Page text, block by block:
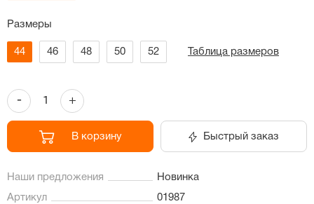
Размеры
44 46 48 50 52 Таблица размеров
- +
В корзину Быстрый заказ
Наши предложения Новинка
Артикул 01987